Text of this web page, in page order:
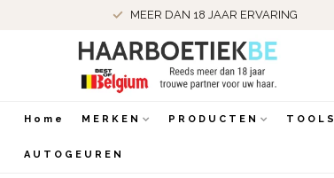
MEER DAN 18 JAAR ERVARING
Home MERKEN PRODUCTEN TOOLS
AUTOGEUREN